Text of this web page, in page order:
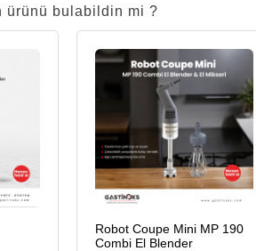
ürünü bulabildin mi ?
Robot Coupe Mini MP 190
Combi El Blender